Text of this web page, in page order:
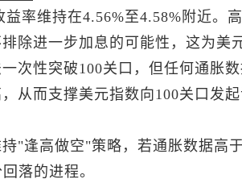
率维持在4.56%至4.58%附近。
除进一步加息的可能性，这为美
次性突破100关口，但任何通胀
从而支撑美元指数向100关口发起
"逢高做空"策略，若通胀数据高
落的进程。